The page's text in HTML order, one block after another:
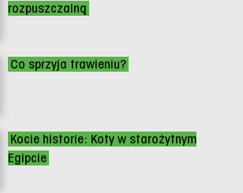
rozpuszczalną
Co sprzyja trawieniu?
Kocie historie: Koty w starożytnym
Egipcie